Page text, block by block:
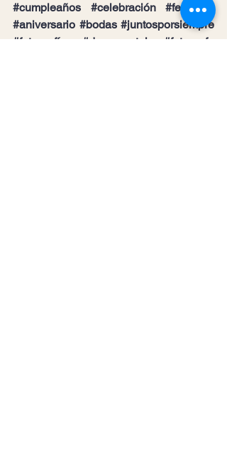
#cumpleaños
#celebración
#felicidad
#aniversario #bodas #juntosporsiempre
#fotografía
#documental
#fotografo